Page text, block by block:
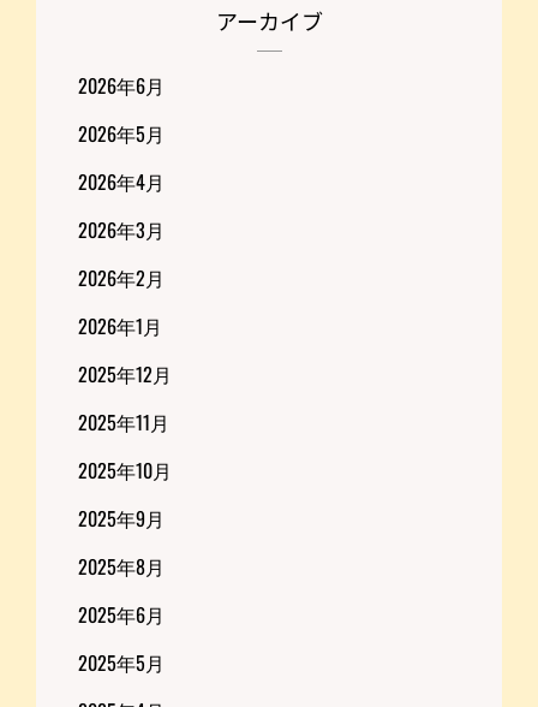
アーカイブ
2026年6月
2026年5月
2026年4月
2026年3月
2026年2月
2026年1月
2025年12月
2025年11月
2025年10月
2025年9月
2025年8月
2025年6月
2025年5月